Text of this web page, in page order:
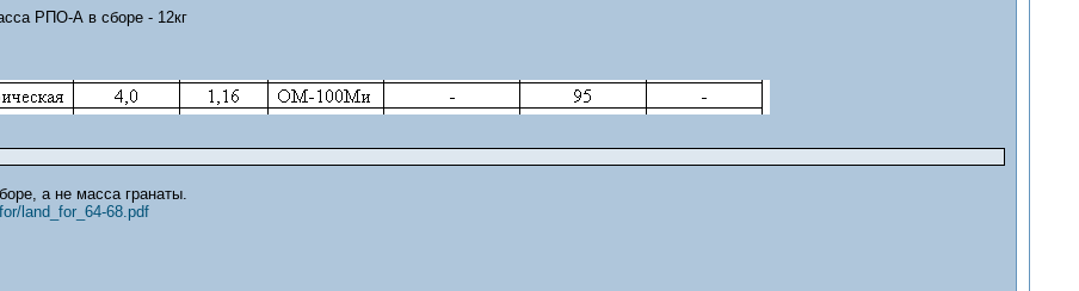
РПО-А в сборе - 12кг
а не масса гранаты.
land_for_64-68.pdf